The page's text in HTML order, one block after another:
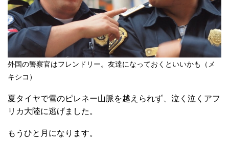
外国の警察官はフレンドリー。友達になっておくといいかも（メ
キシコ）
夏タイヤで雪のピレネー山脈を越えられず、泣く泣くアフ
リカ大陸に逃げました。
もうひと月になります。